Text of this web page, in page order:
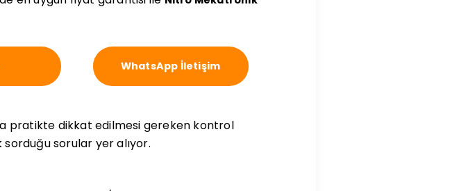
WhatsApp İletişim
pratikte dikkat edilmesi gereken kontrol
sorduğu sorular yer alıyor.